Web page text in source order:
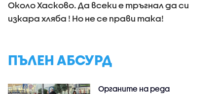
Около Хасково. Да всеки е тръгнал да си
изкара хляба ! Но не се прави така!
ПЪЛЕН АБСУРД
Органите на реда